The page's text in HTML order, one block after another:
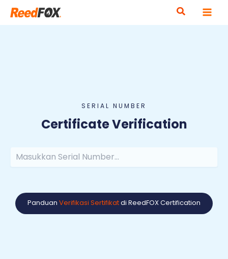
SERIAL NUMBER
Certificate Verification
Panduan Verifikasi Sertifikatdi ReedFOX Certification